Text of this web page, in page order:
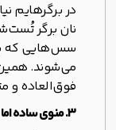
در برگرهایم
نان برگر
سس‌هایی که
می‌شوند.
فوق‌العاده و
۳. منوی ساده اما حرفه‌ای